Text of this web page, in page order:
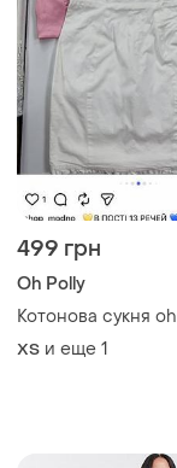
TOP
350 грн